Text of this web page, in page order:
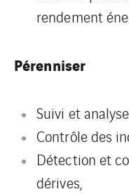
rendement
Pérenniser
Suivi et
Contrôle des
Détection et
dérives,